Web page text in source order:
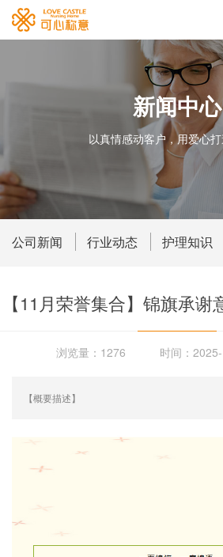
新闻中心
以真情感动客户，用爱心打
公司新闻 行业动态 护理知识
【11月荣誉集合】锦旗承谢
浏览量：1276 时间：
【概要描述】